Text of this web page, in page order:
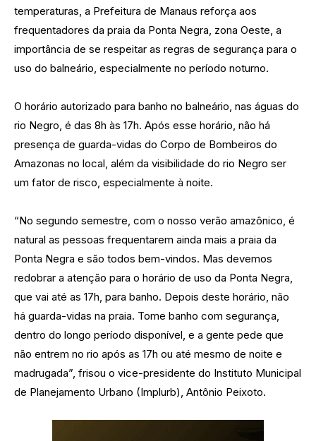
temperaturas, a Prefeitura de Manaus reforça aos
frequentadores da praia da Ponta Negra, zona Oeste, a
importância de se respeitar as regras de segurança para o
uso do balneário, especialmente no período noturno.
O horário autorizado para banho no balneário, nas águas do
rio Negro, é das 8h às 17h. Após esse horário, não há
presença de guarda-vidas do Corpo de Bombeiros do
Amazonas no local, além da visibilidade do rio Negro ser
um fator de risco, especialmente à noite.
“No segundo semestre, com o nosso verão amazônico, é
natural as pessoas frequentarem ainda mais a praia da
Ponta Negra e são todos bem-vindos. Mas devemos
redobrar a atenção para o horário de uso da Ponta Negra,
que vai até as 17h, para banho. Depois deste horário, não
há guarda-vidas na praia. Tome banho com segurança,
dentro do longo período disponível, e a gente pede que
não entrem no rio após as 17h ou até mesmo de noite e
madrugada”, frisou o vice-presidente do Instituto Municipal
de Planejamento Urbano (Implurb), Antônio Peixoto.